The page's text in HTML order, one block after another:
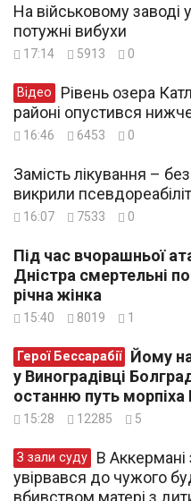
На військовому заводі
потужні вибухи
17:14 5913 0
Відео
районі опустився
16:46 6453 0
Замість лікування –
викрили
16:07 7533 0
Під час вчорашньої
Дністра смертельні
річна жінка
15:40 8019 1
Герої Бессарабії
у Виноградівці
останню путь
15:28 12285 5
З зали суду
увірвався до чужого
вбивством матері з